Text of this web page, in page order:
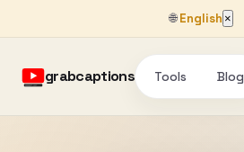
🌐English ×
grabcaptions Tools Blog